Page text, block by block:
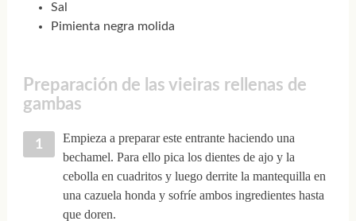
Sal
Pimienta negra molida
Preparación de las vieiras rellenas de
gambas
Empieza a preparar este entrante haciendo una
bechamel. Para ello pica los dientes de ajo y la
cebolla en cuadritos y luego derrite la mantequilla en
una cazuela honda y sofríe ambos ingredientes hasta
que doren.